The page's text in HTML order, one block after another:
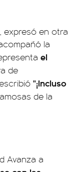
expresó en otra
la
el
de
"¡Incluso
de la
Avanza a